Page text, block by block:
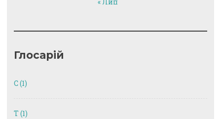
Глосарій
C(1)
T (1)